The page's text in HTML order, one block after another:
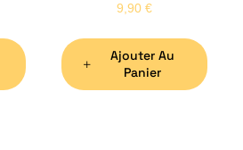
9,90 €
Ajouter Au
Panier